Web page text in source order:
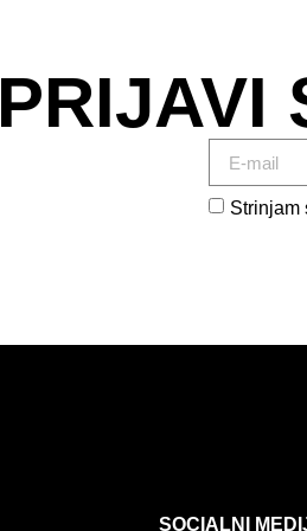
PRIJAVI
Strinjam
SOCIALNI